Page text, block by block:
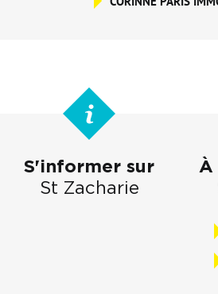
S'informer sur
St Zacharie
À